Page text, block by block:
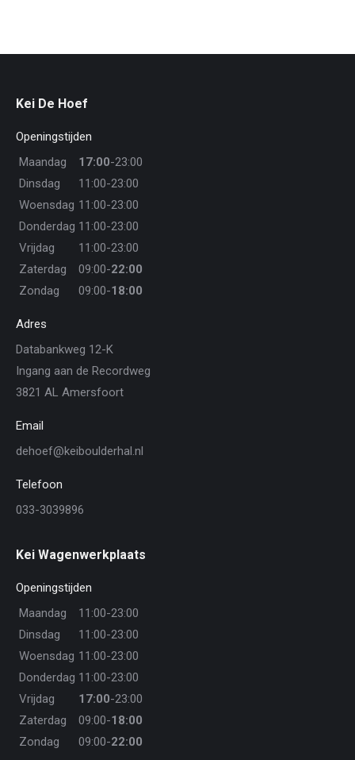
Kei De Hoef
Openingstijden
Maandag
17:00-23:00
Dinsdag
11:00-23:00
Woensdag 11:00-23:00
Donderdag 11:00-23:00
Vrijdag
11:00-23:00
Zaterdag
09:00-22:00
Zondag
09:00-18:00
Adres
Databankweg 12-K
Ingang aan de Recordweg
3821 AL Amersfoort
Email
dehoef@keiboulderhal.nl
Telefoon
033-3039896
Kei Wagenwerkplaats
Openingstijden
Maandag
11:00-23:00
Dinsdag
11:00-23:00
Woensdag 11:00-23:00
Donderdag 11:00-23:00
Vrijdag
17:00-23:00
Zaterdag
09:00-18:00
Zondag
09:00-22:00